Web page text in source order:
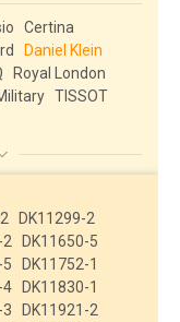
Certina
Daniel Klein
Royal London
TISSOT
DK11299-2
2
DK11650-5
5
DK11752-1
4
DK11830-1
3
DK11921-2